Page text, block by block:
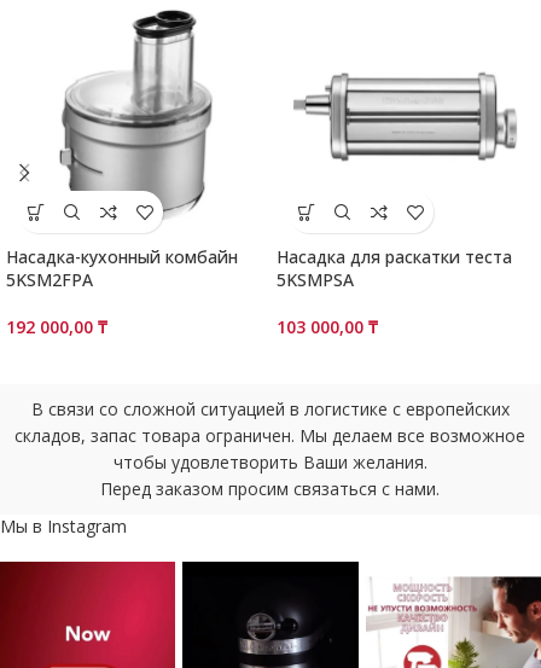
Насадка-кухонный комбайн
5KSM2FPA
192 000,00 ₸
Насадка для раскатки теста
5KSMPSA
103 000,00 ₸
В связи со сложной ситуацией в логистике с европейских
складов, запас товара ограничен. Мы делаем все возможное
чтобы удовлетворить Ваши желания.
Перед заказом просим связаться с нами.
Мы в Instagram